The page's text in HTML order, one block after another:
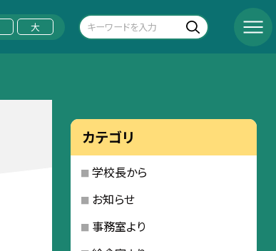
大
カテゴリ
学校長から
お知らせ
事務室より